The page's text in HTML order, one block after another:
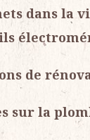
dans la
de
sur la